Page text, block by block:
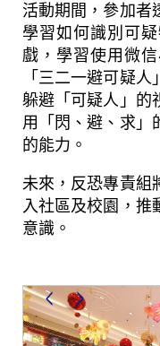
活動期間，參加者
學習如何識別可
戲，學習使用微
「三二一避可疑
躲避「可疑人」的
用「閃、避、求」
的能力。
未來，反恐專責組
入社區及校園，推
意識。